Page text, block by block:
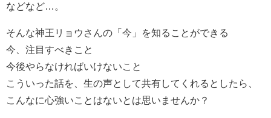
などなど…。
そんな神王リョウさんの「今」を知ることができる
今、注目すべきこと
今後やらなければいけないこと
こういった話を、生の声として共有してくれるとしたら、
こんなに心強いことはないとは思いませんか？